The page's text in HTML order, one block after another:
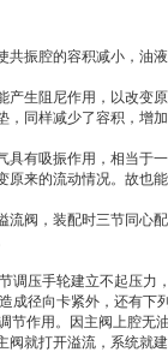
振腔的容积减小，油
产生阻尼作用，以改变
，同样减少了容积，增
具有吸振作用，相当于
原来的流动情况。故也
流阀，装配时三节同心
调压手轮建立不起压力
成径向卡紧外，还有下
节作用。因主阀上腔无
阀就打开溢流，系统就